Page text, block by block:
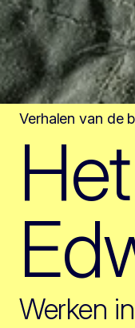
Verhalen van de
Werken